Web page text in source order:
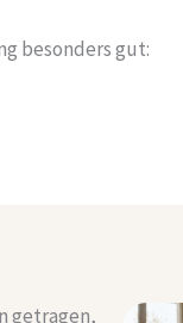
besonders gut:
getragen,